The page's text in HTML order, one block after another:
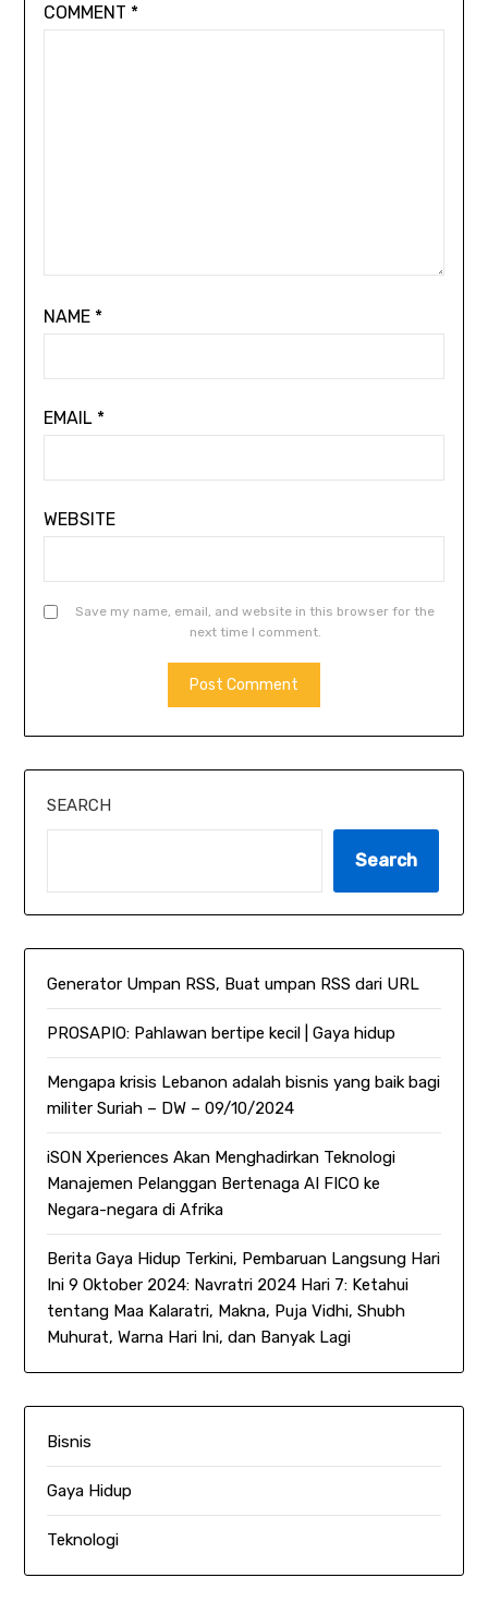
COMMENT *
NAME *
EMAIL *
WEBSITE
Save my name, email, and website in this browser for the
next time I comment.
SEARCH
Search
Generator Umpan RSS, Buat umpan RSS dari URL
PROSAPIO: Pahlawan bertipe kecil | Gaya hidup
Mengapa krisis Lebanon adalah bisnis yang baik bagi
militer Suriah – DW – 09/10/2024
iSON Xperiences Akan Menghadirkan Teknologi
Manajemen Pelanggan Bertenaga AI FICO ke
Negara-negara di Afrika
Berita Gaya Hidup Terkini, Pembaruan Langsung Hari
Ini 9 Oktober 2024: Navratri 2024 Hari 7: Ketahui
tentang Maa Kalaratri, Makna, Puja Vidhi, Shubh
Muhurat, Warna Hari Ini, dan Banyak Lagi
Bisnis
Gaya Hidup
Teknologi